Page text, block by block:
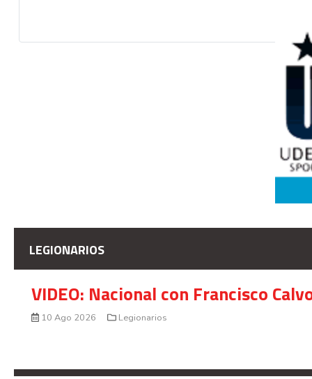
LEGIONARIOS
VIDEO: Nacional con Francisco
10 Ago 2026 Legionarios